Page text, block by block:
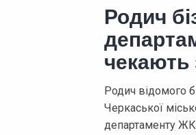
Родич
чекають
Родич відомого
Черкаської
департаменту